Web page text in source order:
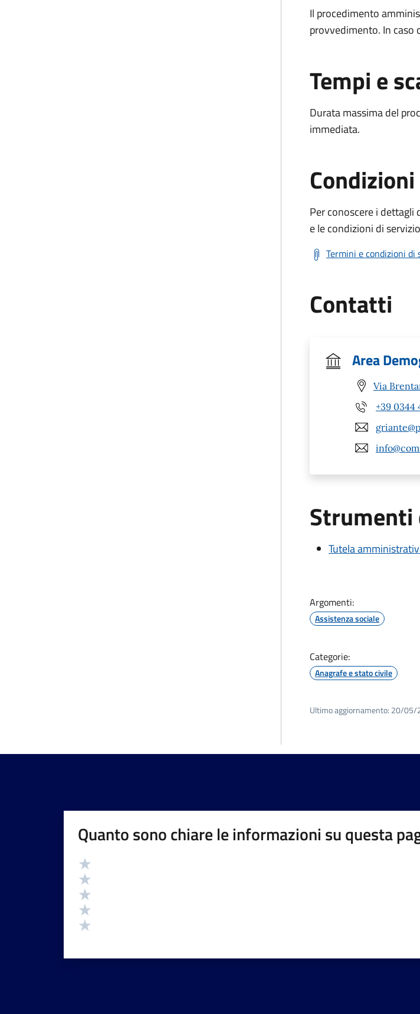
Il procedimento
provvedimento. In caso
Tempi e
Durata massima del
immediata.
Per conoscere i
e le condizioni di
Termini e condizioni di
Contatti
Area
Via
+39 0344
Tutela
Argomenti:
Assistenza sociale
Categorie:
Anagrafe e stato civile
Ultimo aggiornamento: 20/05/
Quanto sono chiare le informazioni su questa
Valutazione